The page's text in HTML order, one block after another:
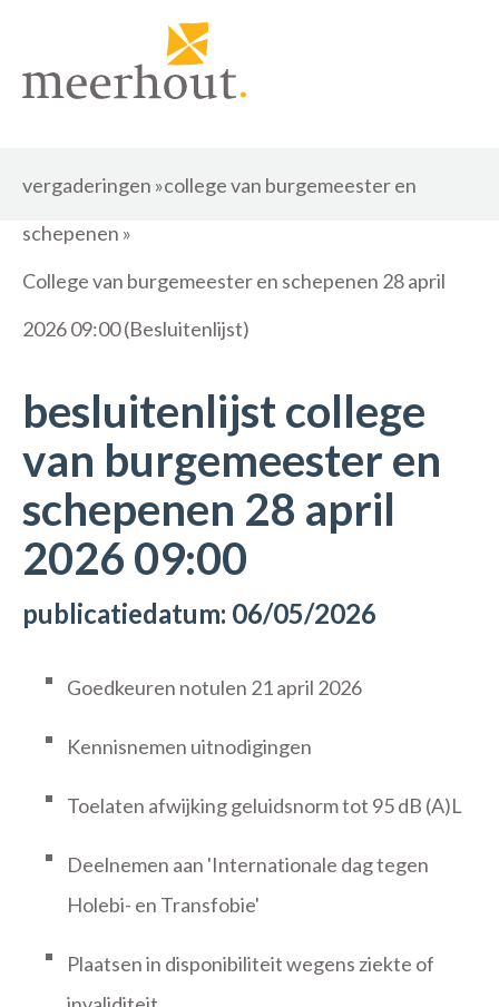
vergaderingen »college van burgemeester en
schepenen »
College van burgemeester en schepenen 28 april
2026 09:00 (Besluitenlijst)
besluitenlijst college
van burgemeester en
schepenen 28 april
2026 09:00
publicatiedatum: 06/05/2026
Goedkeuren notulen 21 april 2026
Kennisnemen uitnodigingen
Toelaten afwijking geluidsnorm tot 95 dB (A)L
Deelnemen aan 'Internationale dag tegen
Holebi- en Transfobie'
Plaatsen in disponibiliteit wegens ziekte of